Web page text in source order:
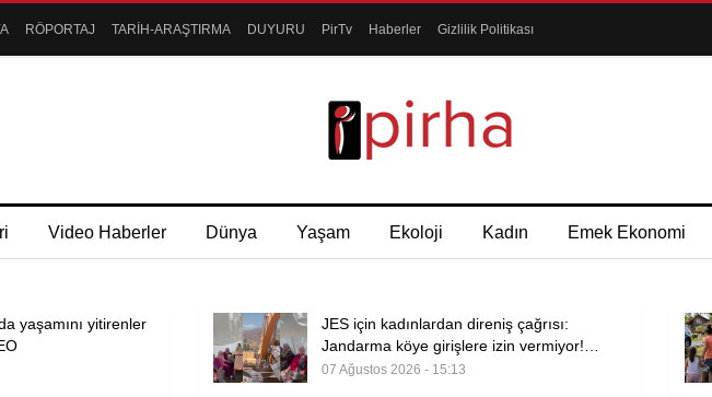
RÖPORTAJ TARİH-ARAŞTIRMA DUYURU PirTv Haberler Gizlilik Politikası
Video Haberler Dünya Yaşam Ekoloji Kadın Emek Ekonomi
yaşamını yitirenler
JES için kadınlardan direniş çağrısı:
Jandarma köye girişlere izin vermiyor!…
07 Ağustos 2026 - 15:13